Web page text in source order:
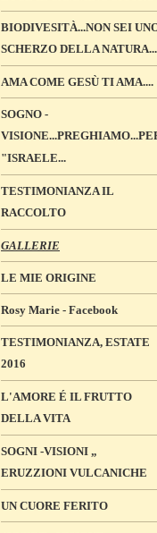
BIODIVESITÀ...NON SEI
SCHERZO DELLA NATURA...
AMA COME GESÙ TI AMA....
SOGNO -
"ISRAELE...
TESTIMONIANZA IL
RACCOLTO
GALLERIE
LE MIE ORIGINE
Rosy Marie - Facebook
TESTIMONIANZA, ESTATE
2016
L'AMORE É IL FRUTTO
DELLA VITA
SOGNI -VISIONI „
ERUZZIONI VULCANICHE
UN CUORE FERITO